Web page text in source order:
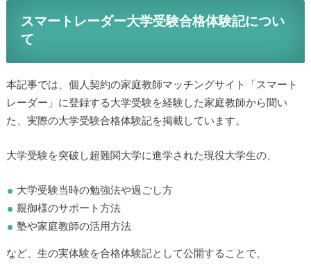
スマートレーダー大学受験合格体験記につい
て
本記事では、個人契約の家庭教師マッチングサイト「スマート
レーダー」に登録する大学受験を経験した家庭教師から聞い
た、実際の大学受験合格体験記を掲載しています。
大学受験を突破し超難関大学に進学された現役大学生の、
大学受験当時の勉強法や過ごし方
親御様のサポート方法
塾や家庭教師の活用方法
など、生の実体験を合格体験記として公開することで、